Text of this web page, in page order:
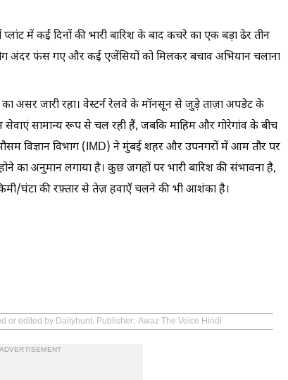
में कई दिनों की भारी बारिश के बाद कचरे का एक बड़ा ढेर तीन
अंदर फंस गए और कई एजेंसियों को मिलकर बचाव अभियान चलाना
असर जारी रहा। वेस्टर्न रेलवे के मॉनसून से जुड़े ताज़ा अपडेट के
सेवाएं सामान्य रूप से चल रही हैं, जबकि माहिम और गोरेगांव के बीच
विज्ञान विभाग (IMD) ने मुंबई शहर और उपनगरों में आम तौर पर
का अनुमान लगाया है। कुछ जगहों पर भारी बारिश की संभावना है,
घंटा की रफ़्तार से तेज़ हवाएँ चलने की भी आशंका है।
or edited by Dailyhunt. Publisher: Awaz The Voice Hindi
ADVERTISEMENT